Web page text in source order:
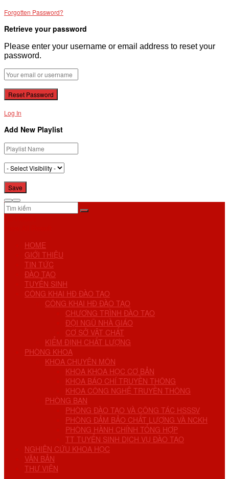
Forgotten Password?
Retrieve your password
Please enter your username or email address to reset your
password.
Log In
Add New Playlist
HOME
GIỚI THIỆU
TIN TỨC
ĐÀO TẠO
TUYỂN SINH
CÔNG KHAI HĐ ĐÀO TẠO
CÔNG KHAI HĐ ĐÀO TẠO
CHƯƠNG TRÌNH ĐÀO TẠO
ĐỘI NGŨ NHÀ GIÁO
CƠ SỞ VẬT CHẤT
KIỂM ĐỊNH CHẤT LƯỢNG
PHÒNG KHOA
KHOA CHUYÊN MÔN
KHOA KHOA HỌC CƠ BẢN
KHOA BÁO CHÍ TRUYỀN THÔNG
KHOA CÔNG NGHỆ TRUYỀN THÔNG
PHÒNG BAN
PHÒNG ĐÀO TẠO VÀ CÔNG TÁC HSSSV
PHÒNG ĐẢM BẢO CHẤT LƯỢNG VÀ NCKH
PHÒNG HÀNH CHÍNH TỔNG HỢP
TT TUYỂN SINH DỊCH VỤ ĐÀO TẠO
NGHIÊN CỨU KHOA HỌC
VĂN BẢN
THƯ VIỆN